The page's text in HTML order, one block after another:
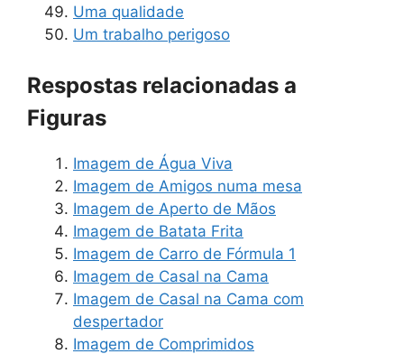
Uma qualidade
Um trabalho perigoso
Respostas relacionadas a
Figuras
Imagem de Água Viva
Imagem de Amigos numa mesa
Imagem de Aperto de Mãos
Imagem de Batata Frita
Imagem de Carro de Fórmula 1
Imagem de Casal na Cama
Imagem de Casal na Cama com
despertador
Imagem de Comprimidos